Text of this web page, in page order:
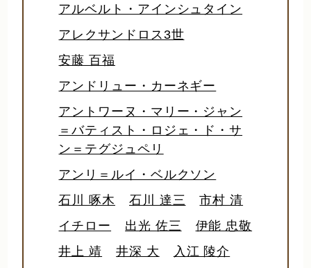
アルベルト・アインシュタイン
アレクサンドロス3世
安藤 百福
アンドリュー・カーネギー
アントワーヌ・マリー・ジャン
＝バティスト・ロジェ・ド・サ
ン＝テグジュペリ
アンリ＝ルイ・ベルクソン
石川 啄木
石川 達三
市村 清
イチロー
出光 佐三
伊能 忠敬
井上 靖
井深 大
入江 陵介